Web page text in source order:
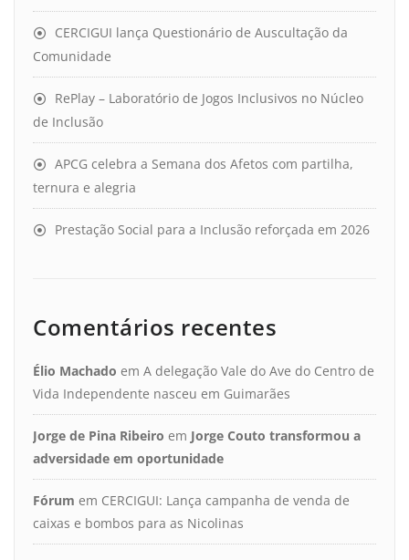
CERCIGUI lança Questionário de Auscultação da
Comunidade
RePlay – Laboratório de Jogos Inclusivos no Núcleo
de Inclusão
APCG celebra a Semana dos Afetos com partilha,
ternura e alegria
Prestação Social para a Inclusão reforçada em 2026
Comentários recentes
Élio Machado em A delegação Vale do Ave do Centro de
Vida Independente nasceu em Guimarães
Jorge de Pina Ribeiro em Jorge Couto transformou a
adversidade em oportunidade
Fórum em CERCIGUI: Lança campanha de venda de
caixas e bombos para as Nicolinas